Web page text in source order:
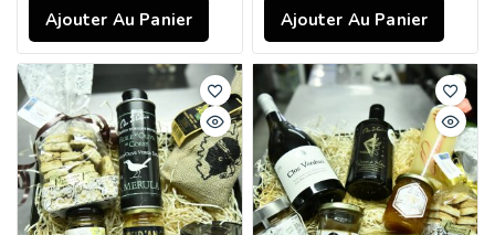
Ajouter Au Panier
Ajouter Au Panier